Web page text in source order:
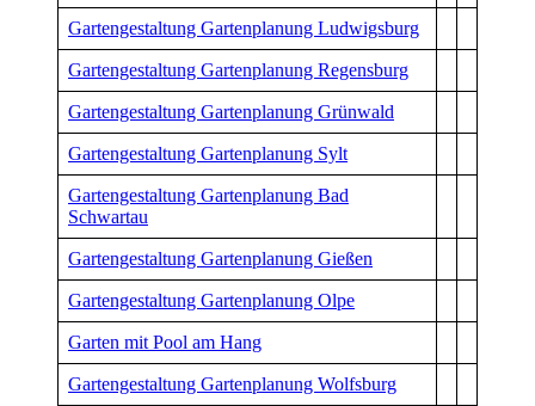
Gartengestaltung Gartenplanung Ludwigsburg
Gartengestaltung Gartenplanung Regensburg
Gartengestaltung Gartenplanung Grünwald
Gartengestaltung Gartenplanung Sylt
Gartengestaltung Gartenplanung Bad
Schwartau
Gartengestaltung Gartenplanung Gießen
Gartengestaltung Gartenplanung Olpe
Garten mit Pool am Hang
Gartengestaltung Gartenplanung Wolfsburg